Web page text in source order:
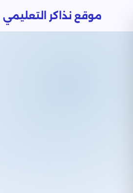
موقع نذاكر التعليمي